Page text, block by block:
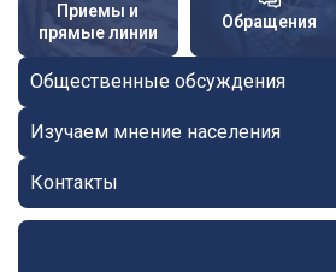
Приемы и
прямые линии
Обращения
Общественные обсуждения
Изучаем мнение населения
Контакты